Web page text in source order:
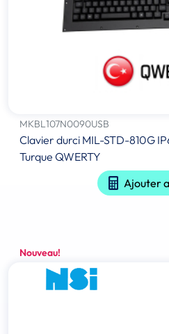
MKBL107N0090USB
Clavier durci MIL-STD-810G
Turque QWERTY
Ajouter
Nouveau!